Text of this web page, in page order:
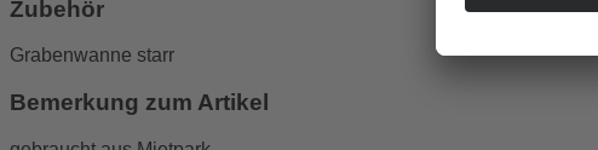
Zubehör
Grabenwanne starr
Bemerkung zum Artikel